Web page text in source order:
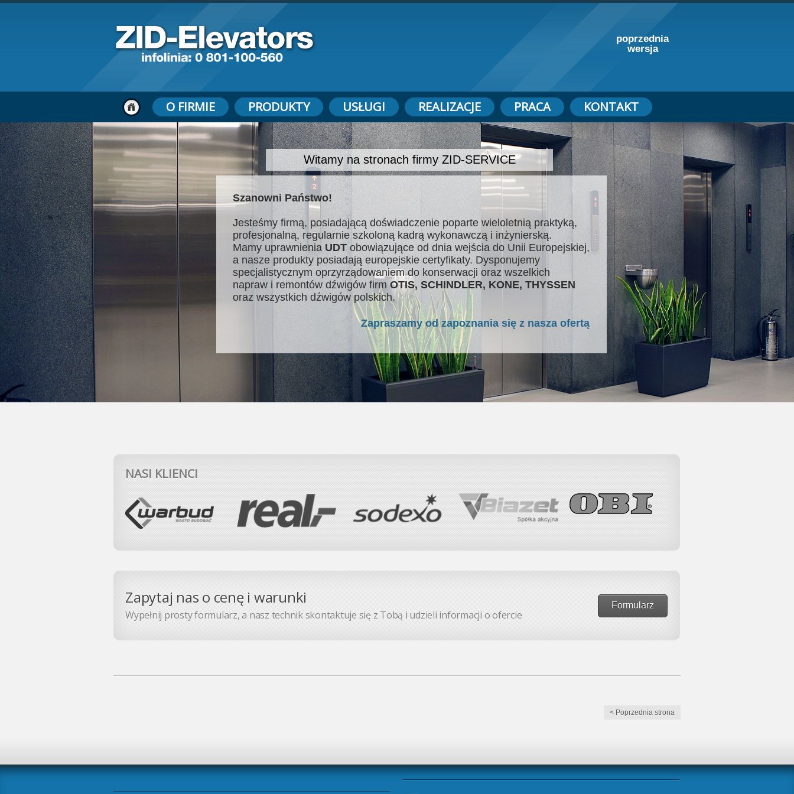
poprzednia
wersja
O FIRMIE PRODUKTY USŁUGI REALIZACJE PRACA KONTAKT
Witamy na stronach firmy ZID-SERVICE
Szanowni Państwo!
Jesteśmy firmą, posiadającą doświadczenie poparte wieloletnią praktyką,
profesjonalną, regularnie szkoloną kadrą wykonawczą i inżynierską.
Mamy uprawnienia UDT obowiązujące od dnia wejścia do Unii Europejskiej,
a nasze produkty posiadają europejskie certyfikaty. Dysponujemy
specjalistycznym oprzyrządowaniem do konserwacji oraz wszelkich
napraw i remontów dźwigów firmOTIS, SCHINDLER, KONE, THYSSEN
oraz wszystkich dźwigów polskich.
Zapraszamy od zapoznania się z nasza ofertą
NASI KLIENCI
Zapytaj nas o cenę i warunki
Wypełnij prosty formularz, a nasz technik skontaktuje się z Tobą i udzieli informacji o ofercie
Formularz
< Poprzednia strona